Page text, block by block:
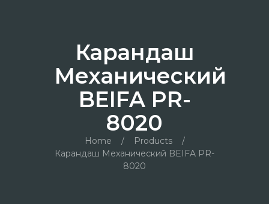
Карандаш
Механический
BEIFA PR-
8020
Home / Products
/
Карандаш Механический BEIFA PR-
8020